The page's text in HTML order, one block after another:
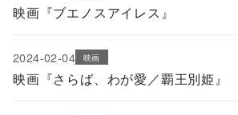
映画『ブエノスアイレス』
2024-02-04 映画
映画『さらば、わが愛／覇王別姫』